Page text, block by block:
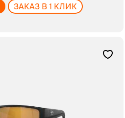
ЗАКАЗ В 1 КЛИК